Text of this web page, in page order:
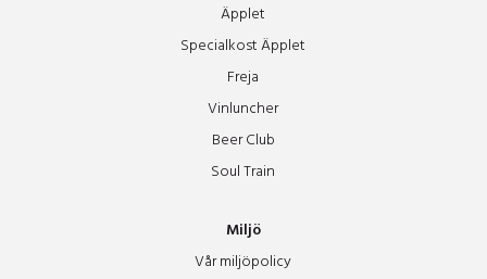
Äpplet
Specialkost Äpplet
Freja
Vinluncher
Beer Club
Soul Train
Miljö
Vår miljöpolicy